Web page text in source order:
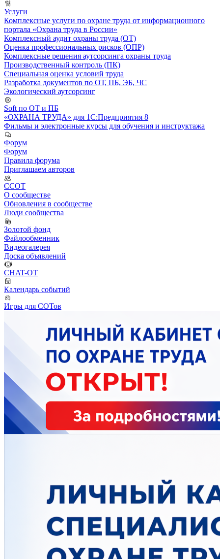
Услуги
Комплексные услуги по охране труда от информационного
портала «Охрана труда в России»
Комплексный аудит охраны труда (ОТ)
Оценка профессиональных рисков (ОПР)
Комплексные решения аутсорсинга охраны труда
Производственный контроль (ПК)
Специальная оценка условий труда
Разработка документов по ОТ, ПБ, ЭБ, ЧС
Экологический аутсорсинг
Soft по ОТ и ПБ
«ОХРАНА ТРУДА» для 1С:Предприятия 8
Фильмы и электронные курсы для обучения и инструктажа
Форум
Форум
Правила форума
Приглашаем авторов
ССОТ
О сообществе
Обновления в сообществе
Люди сообщества
Золотой фонд
Файлообменник
Видеогалерея
Доска объявлений
CHAT-OT
Календарь событий
Игры для СОТов